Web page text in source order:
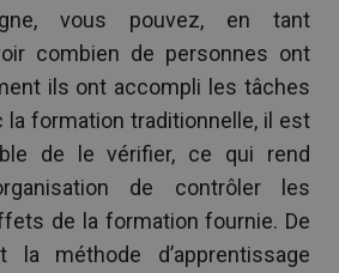
vous pouvez, en tant
combien de personnes ont
ils ont accompli les tâches
la formation traditionnelle, il est
de le vérifier, ce qui rend
de contrôler les
de la formation fournie. De
la méthode d’apprentissage